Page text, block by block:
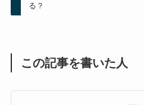
る？
この記事を書いた人